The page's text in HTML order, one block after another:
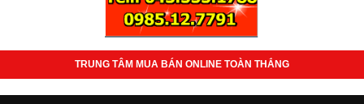
TRUNG TÂM MUA BÁN ONLINE TOÀN THẮNG